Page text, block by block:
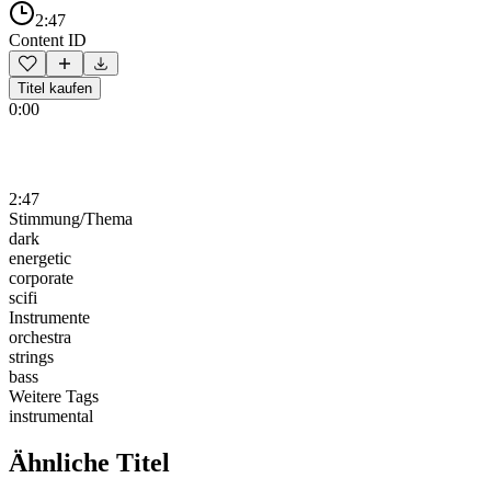
2:47
Content ID
Titel kaufen
0:00
2:47
Stimmung/Thema
dark
energetic
corporate
scifi
Instrumente
orchestra
strings
bass
Weitere Tags
instrumental
Ähnliche Titel